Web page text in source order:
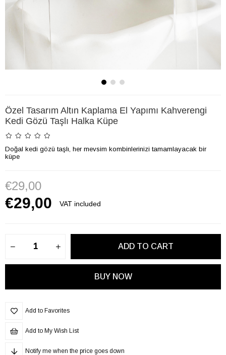
Özel Tasarım Altın Kaplama El Yapımı Kahverengi
Kedi Gözü Taşlı Halka Küpe
Doğal kedi gözü taşlı, her mevsim kombinlerinizi tamamlayacak bir
küpe
€29,00
VAT included
€29,00
Add to Favorites
Add to My Wish List
Notify me when the price goes down